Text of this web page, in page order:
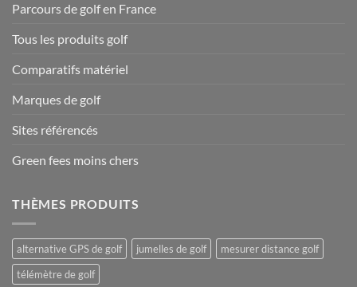
Parcours de golf en France
Tous les produits golf
Comparatifs matériel
Marques de golf
Sites référencés
Green fees moins chers
THÈMES PRODUITS
alternative GPS de golf jumelles de golf
mesurer distance golf
télémètre de golf